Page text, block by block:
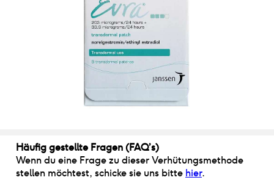
Häufig gestellte Fragen (FAQ’s)
Wenn du eine Frage zu dieser Verhütungsmethode
stellen möchtest, schicke sie uns bitte hier.